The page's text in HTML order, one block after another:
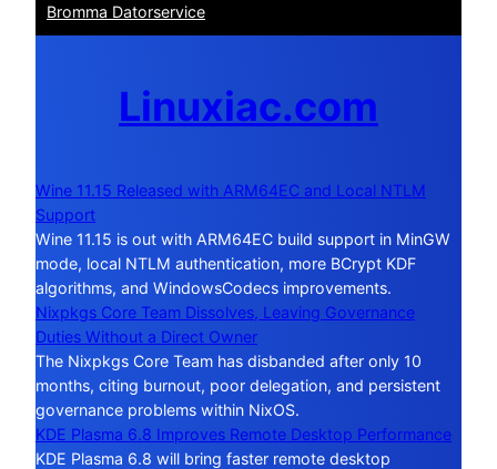
Bromma Datorservice
Linuxiac.com
Wine 11.15 Released with ARM64EC and Local NTLM
Support
Wine 11.15 is out with ARM64EC build support in MinGW
mode, local NTLM authentication, more BCrypt KDF
algorithms, and WindowsCodecs improvements.
Nixpkgs Core Team Dissolves, Leaving Governance
Duties Without a Direct Owner
The Nixpkgs Core Team has disbanded after only 10
months, citing burnout, poor delegation, and persistent
governance problems within NixOS.
KDE Plasma 6.8 Improves Remote Desktop Performance
KDE Plasma 6.8 will bring faster remote desktop